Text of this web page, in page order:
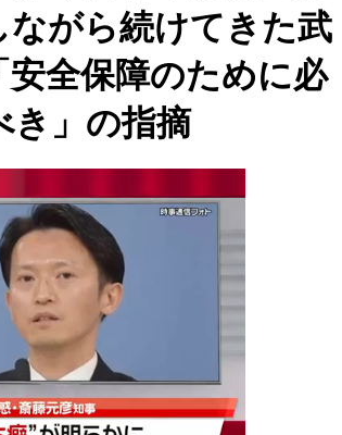
がら続けてきた武
全保障のために必
き」の指摘